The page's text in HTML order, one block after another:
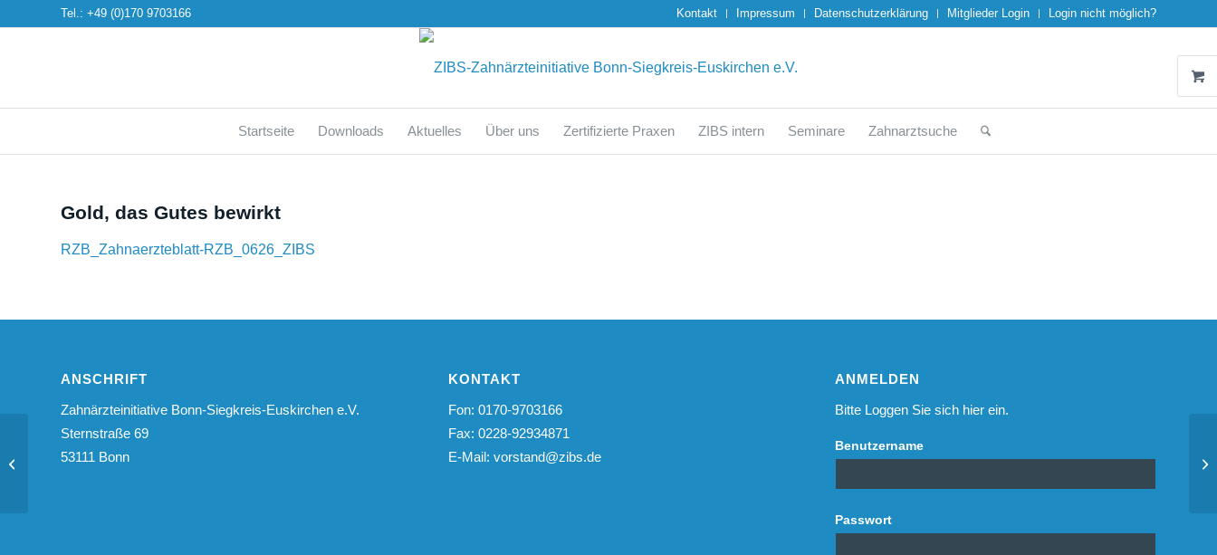
Kontakt Impressum Datenschutzerklärung Mitglieder Login Login nicht möglich?
Tel.: +49 (0)170 9703166
Startseite Downloads Aktuelles Über uns Zertifizierte Praxen ZIBS intern Seminare Zahnarztsuche
Gold, das Gutes bewirkt
RZB_Zahnaerzteblatt-RZB_0626_ZIBS
ANSCHRIFT
Zahnärzteinitiative Bonn-Siegkreis-Euskirchen e.V.
Sternstraße 69
53111 Bonn
KONTAKT
Fon: 0170-9703166
Fax: 0228-92934871
E-Mail: vorstand@zibs.de
ANMELDEN
Bitte Loggen Sie sich hier ein.
Benutzername
Passwort
Darmbakterium half bei Übergewicht